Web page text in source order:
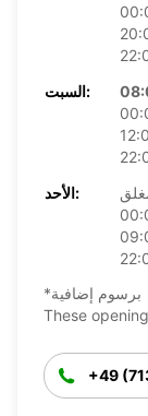
السبت:
الأحد:
*برسوم إضافية
These
+49